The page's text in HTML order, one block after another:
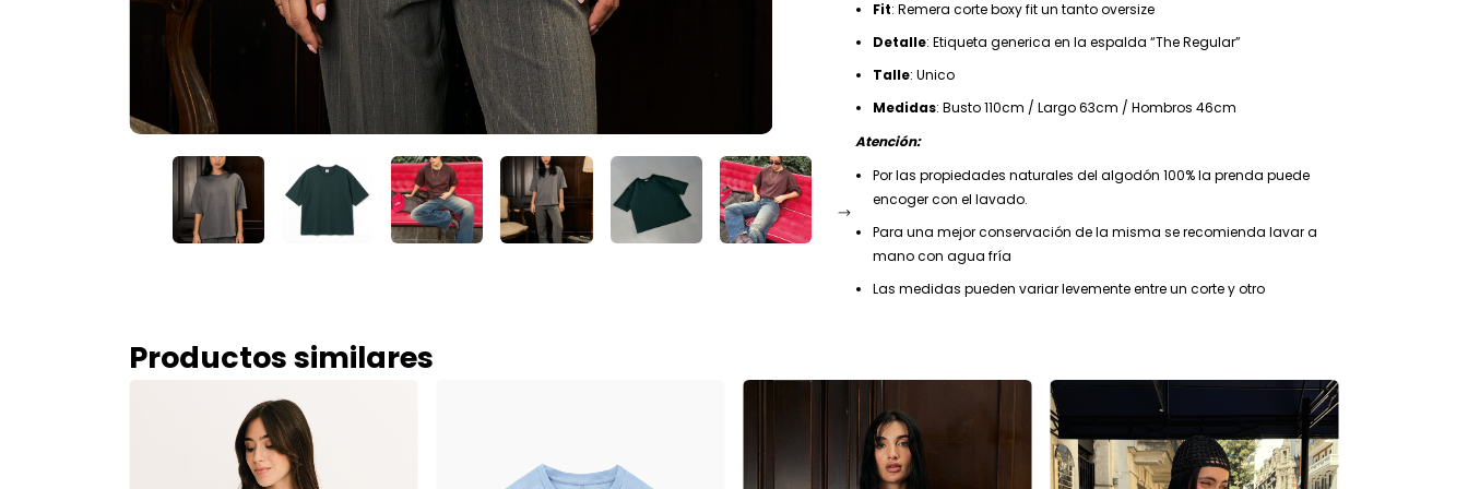
Fit: Remera corte boxy fit un tanto oversize
Detalle: Etiqueta generica en la espalda “The Regular”
Talle: Unico
Medidas: Busto 110cm / Largo 63cm / Hombros 46cm
Atención:
Por las propiedades naturales del algodón 100% la prenda puede
encoger con el lavado.
Para una mejor conservación de la misma se recomienda lavar a
mano con agua fría
Las medidas pueden variar levemente entre un corte y otro
Productos similares